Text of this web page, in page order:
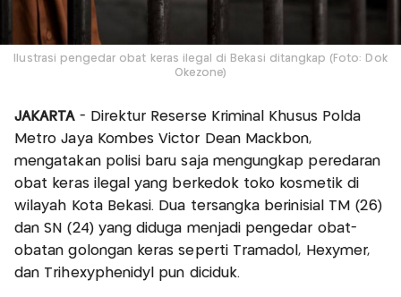
Ilustrasi pengedar obat keras ilegal di Bekasi ditangkap (Foto: Dok
Okezone)
JAKARTA- Direktur Reserse Kriminal Khusus Polda
Metro Jaya Kombes Victor Dean Mackbon,
mengatakan polisi baru saja mengungkap peredaran
obat keras ilegal yang berkedok toko kosmetik di
wilayah Kota Bekasi. Dua tersangka berinisial TM (26)
dan SN (24) yang diduga menjadi pengedar obat-
obatan golongan keras seperti Tramadol, Hexymer,
dan Trihexyphenidyl pun diciduk.